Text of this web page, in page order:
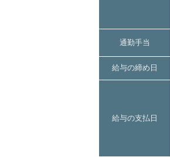
通勤手当
給与の締め日
給与の支払日